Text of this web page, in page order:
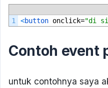
1 <button onclick="di
Contoh event
untuk contohnya saya